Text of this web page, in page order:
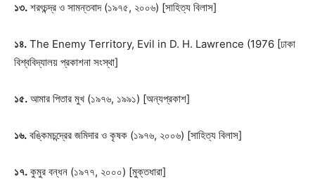
১৩. শরৎচন্দ্র ও সামন্তবাদ (১৯৭৫, ২০০৬) [সাহিত্য বিলাস]
১৪. The Enemy Territory, Evil in D. H. Lawrence (1976 [ঢাকা
বিশ্ববিদ্যালয় প্রকাশনা সংস্থা]
১৫. আমার পিতার মুখ (১৯৭৬, ১৯৯১) [অন্যপ্রকাশ]
১৬. বঙ্কিমচন্দ্রের জমিদার ও কৃষক (১৯৭৬, ২০০৬) [সাহিত্য বিলাস]
১৭. কুমুর বন্ধন (১৯৭৭, ২০০০) [মুক্তধারা]